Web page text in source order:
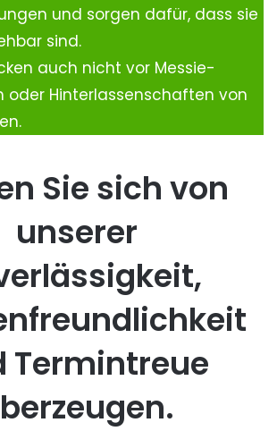
und sorgen dafür, dass sie
sind.
auch nicht vor Messie-
oder Hinterlassenschaften von
Sie sich von
unserer
Termintreue